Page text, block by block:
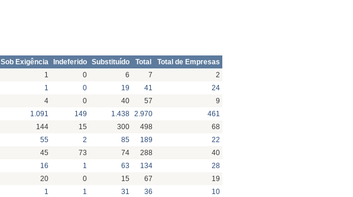
Sob Exigência Indeferido Substituído Total
Total de Empresas
1 0 6 7
2
1 0 19 41
24
4 0 40 57
9
1.091 149 1.438 2.970
461
144 15 300 498
68
55 2 85 189
22
45 73 74 288
40
16 1 63 134
28
20 0 15 67
19
1 1 31 36
10